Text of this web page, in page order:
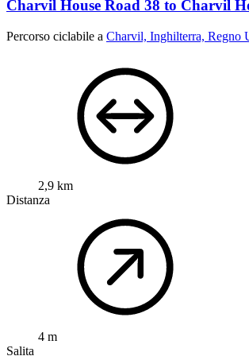
Charvil House Road 38 to Charvil
Percorso ciclabile a Charvil, Inghilterra, Regno
2,9 km
Distanza
4 m
Salita